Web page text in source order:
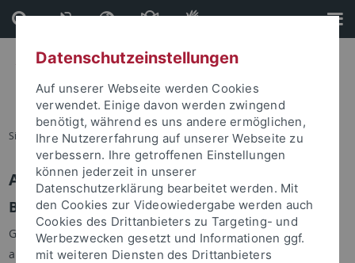
Direkt
zum
Inhalt
Direkt
zur
Fußleiste
Sie sind hier: Startseite
Anmelden
Benutzeranmeldung
Geben Sie Ihren Benutzernamen und Ihr Passwort an um sich
anzumelden:
Datenschutzeinstellungen
Auf unserer Webseite werden Cookies
verwendet. Einige davon werden zwingend
benötigt, während es uns andere ermöglichen,
Ihre Nutzererfahrung auf unserer Webseite zu
verbessern. Ihre getroffenen Einstellungen
können jederzeit in unserer
Datenschutzerklärung bearbeitet werden. Mit
den Cookies zur Videowiedergabe werden auch
Cookies des Drittanbieters zu Targeting- und
Werbezwecken gesetzt und Informationen ggf.
mit weiteren Diensten des Drittanbieters